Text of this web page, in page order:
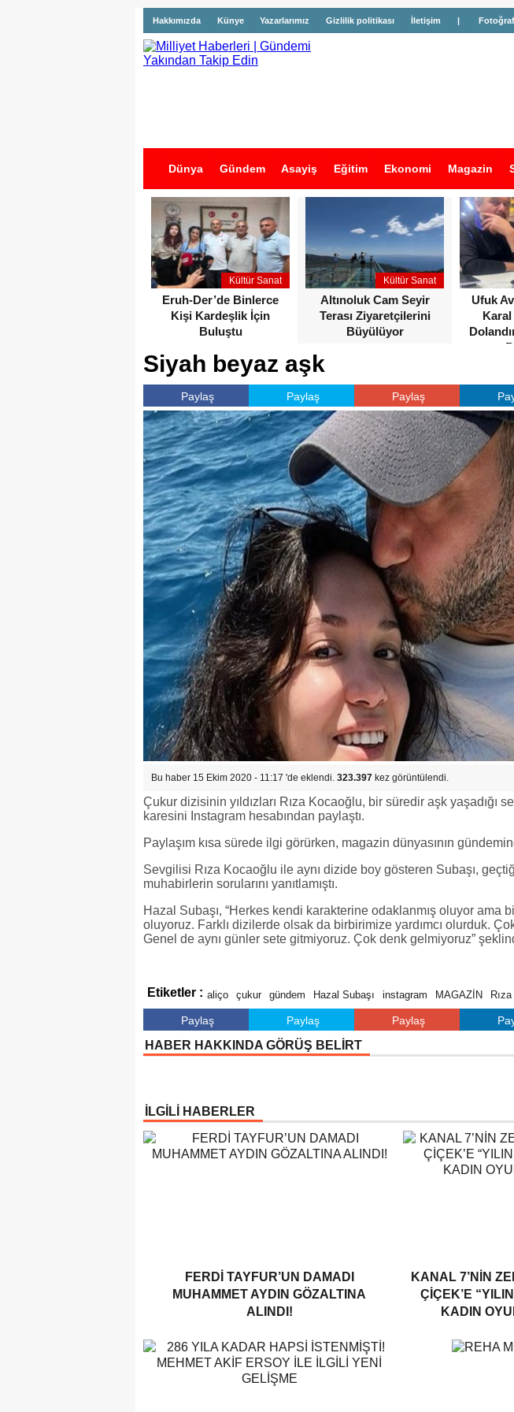
Hakkımızda Künye Yazarlarımız Gizlilik politikası İletişim |
Dünya Gündem Asayiş Eğitim Ekonomi Magazin
İş İlanları
Kültür Sanat
Eruh-Der’de Binlerce
Kişi Kardeşlik İçin
Buluştu
Kültür Sanat
Altınoluk Cam Seyir
Terası Ziyaretçilerini
Büyülüyor
Ufuk
Karal
Siyah beyaz aşk
Paylaş Paylaş Paylaş
Bu haber 15 Ekim 2020 - 11:17 'de eklendi. 323.397 kez görüntülendi.
Çukur dizisinin yıldızları Rıza Kocaoğlu, bir süredir aşk yaşadığı
karesini Instagram hesabından paylaştı.
Paylaşım kısa sürede ilgi görürken, magazin dünyasının
Sevgilisi Rıza Kocaoğlu ile aynı dizide boy gösteren Subaşı,
muhabirlerin sorularını yanıtlamıştı.
Hazal Subaşı, “Herkes kendi karakterine odaklanmış oluyor ama
oluyoruz. Farklı dizilerde olsak da birbirimize yardımcı olurduk.
Genel de aynı günler sete gitmiyoruz. Çok denk gelmiyoruz”
Etiketler : aliço çukur gündem Hazal Subaşı instagram MAGAZİN
Paylaş Paylaş Paylaş
HABER HAKKINDA GÖRÜŞ BELİRT
İLGİLİ HABERLER
FERDI TAYFUR’UN DAMADI
MUHAMMET AYDIN GÖZALTINA
ALINDI!
KANAL 7’NİN
ÇİÇEK’E
KADIN